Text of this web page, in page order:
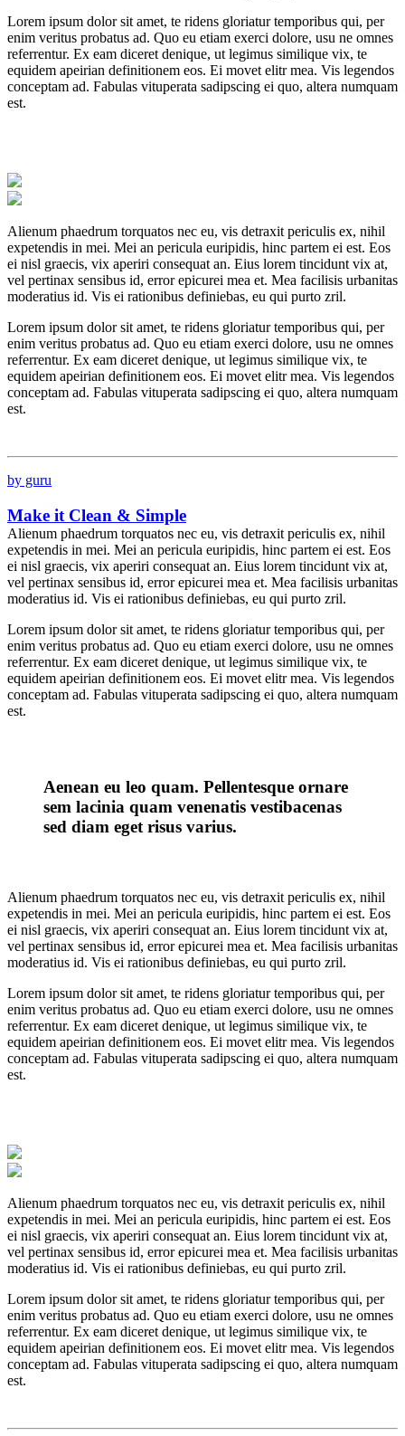
Lorem ipsum dolor sit amet, te ridens gloriatur temporibus qui, per
enim veritus probatus ad. Quo eu etiam exerci dolore, usu ne omnes
referrentur. Ex eam diceret denique, ut legimus similique vix, te
equidem apeirian definitionem eos. Ei movet elitr mea. Vis legendos
conceptam ad. Fabulas vituperata sadipscing ei quo, altera numquam
est.
Alienum phaedrum torquatos nec eu, vis detraxit periculis ex, nihil
expetendis in mei. Mei an pericula euripidis, hinc partem ei est. Eos
ei nisl graecis, vix aperiri consequat an. Eius lorem tincidunt vix at,
vel pertinax sensibus id, error epicurei mea et. Mea facilisis urbanitas
moderatius id. Vis ei rationibus definiebas, eu qui purto zril.
Lorem ipsum dolor sit amet, te ridens gloriatur temporibus qui, per
enim veritus probatus ad. Quo eu etiam exerci dolore, usu ne omnes
referrentur. Ex eam diceret denique, ut legimus similique vix, te
equidem apeirian definitionem eos. Ei movet elitr mea. Vis legendos
conceptam ad. Fabulas vituperata sadipscing ei quo, altera numquam
est.
by guru
Make it Clean & Simple
Alienum phaedrum torquatos nec eu, vis detraxit periculis ex, nihil
expetendis in mei. Mei an pericula euripidis, hinc partem ei est. Eos
ei nisl graecis, vix aperiri consequat an. Eius lorem tincidunt vix at,
vel pertinax sensibus id, error epicurei mea et. Mea facilisis urbanitas
moderatius id. Vis ei rationibus definiebas, eu qui purto zril.
Lorem ipsum dolor sit amet, te ridens gloriatur temporibus qui, per
enim veritus probatus ad. Quo eu etiam exerci dolore, usu ne omnes
referrentur. Ex eam diceret denique, ut legimus similique vix, te
equidem apeirian definitionem eos. Ei movet elitr mea. Vis legendos
conceptam ad. Fabulas vituperata sadipscing ei quo, altera numquam
est.
Aenean eu leo quam. Pellentesque ornare
sem lacinia quam venenatis vestibacenas
sed diam eget risus varius.
Alienum phaedrum torquatos nec eu, vis detraxit periculis ex, nihil
expetendis in mei. Mei an pericula euripidis, hinc partem ei est. Eos
ei nisl graecis, vix aperiri consequat an. Eius lorem tincidunt vix at,
vel pertinax sensibus id, error epicurei mea et. Mea facilisis urbanitas
moderatius id. Vis ei rationibus definiebas, eu qui purto zril.
Lorem ipsum dolor sit amet, te ridens gloriatur temporibus qui, per
enim veritus probatus ad. Quo eu etiam exerci dolore, usu ne omnes
referrentur. Ex eam diceret denique, ut legimus similique vix, te
equidem apeirian definitionem eos. Ei movet elitr mea. Vis legendos
conceptam ad. Fabulas vituperata sadipscing ei quo, altera numquam
est.
Alienum phaedrum torquatos nec eu, vis detraxit periculis ex, nihil
expetendis in mei. Mei an pericula euripidis, hinc partem ei est. Eos
ei nisl graecis, vix aperiri consequat an. Eius lorem tincidunt vix at,
vel pertinax sensibus id, error epicurei mea et. Mea facilisis urbanitas
moderatius id. Vis ei rationibus definiebas, eu qui purto zril.
Lorem ipsum dolor sit amet, te ridens gloriatur temporibus qui, per
enim veritus probatus ad. Quo eu etiam exerci dolore, usu ne omnes
referrentur. Ex eam diceret denique, ut legimus similique vix, te
equidem apeirian definitionem eos. Ei movet elitr mea. Vis legendos
conceptam ad. Fabulas vituperata sadipscing ei quo, altera numquam
est.